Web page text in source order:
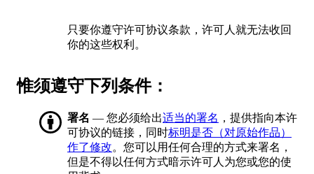
只要你遵守许可协议条款，许可人就无法收回
你的这些权利。
惟须遵守下列条件：
署名 — 您必须给出适当的署名 ，提供指向本许
可协议的链接，同时标明是否（对原始作品）
作了修改。您可以用任何合理的方式来署名，
但是不得以任何方式暗示许可人为您或您的使